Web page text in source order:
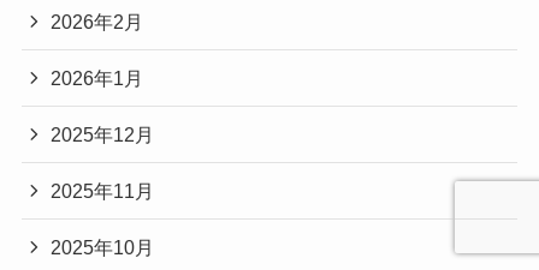
2026年2月
2026年1月
2025年12月
2025年11月
2025年10月